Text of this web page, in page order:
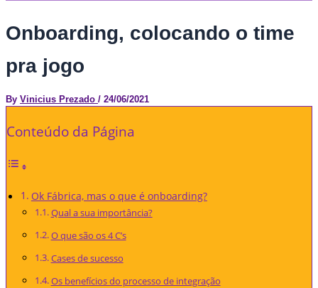
Onboarding, colocando o time
pra jogo
By Vinicius Prezado / 24/06/2021
Conteúdo da Página
Ok Fábrica, mas o que é onboarding?
Qual a sua importância?
O que são os 4 C’s
Cases de sucesso
Os benefícios do processo de integração